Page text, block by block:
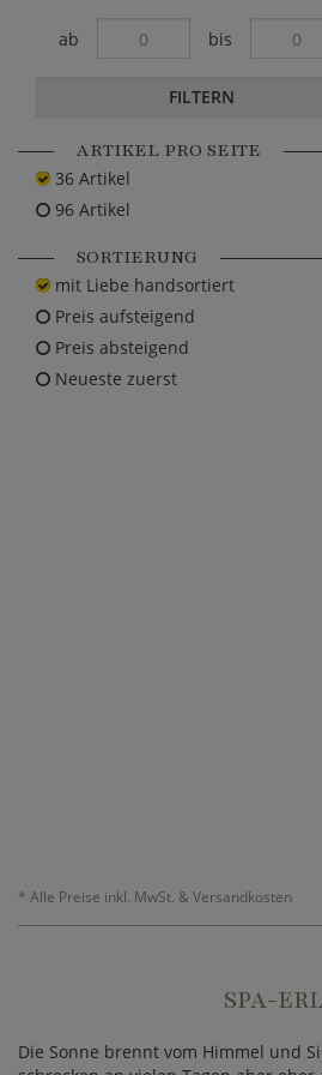
ab bis
FILTERN
ARTIKEL PRO SEITE
36 Artikel
96 Artikel
SORTIERUNG
mit Liebe handsortiert
Preis aufsteigend
Preis absteigend
Neueste zuerst
* Alle Preise inkl. MwSt. & Versandkosten
SPA-
Die Sonne brennt vom Himmel und